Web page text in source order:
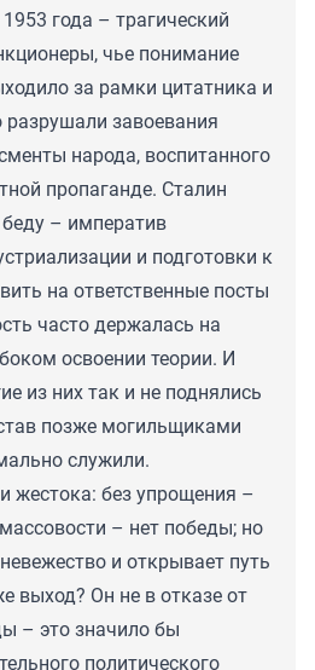
года – трагический
чье понимание
за рамки цитатника и
разрушали завоевания
народа, воспитанного
пропаганде. Сталин
– императив
и подготовки к
на ответственные посты
часто держалась на
освоении теории. И
из них так и не поднялись
позже могильщиками
служили.
жестока: без упрощения –
– нет победы; но
и открывает путь
выход? Он не в отказе от
– это значило бы
политического